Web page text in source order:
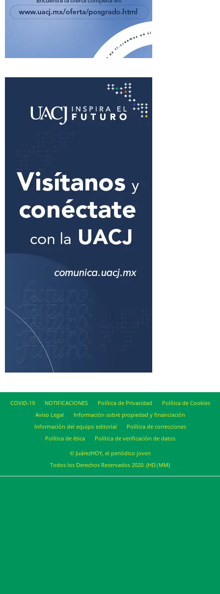
COVID-19 NOTIFICACIONES Política de Privacidad
Política de Cookies
Aviso Legal
Información sobre propiedad y financiación
Información del equipo editorial
Política de correcciones
Política de ética
Política de verificación de datos
© JuárezHOY, el periódico joven
Todos los Derechos Reservados 2020. (HD|MM)